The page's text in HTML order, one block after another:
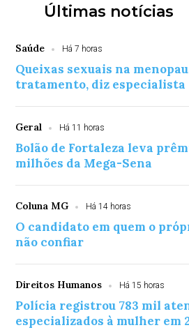
Últimas notícias
Saúde Há 7 horas
Queixas sexuais na
tratamento, diz especialista
Geral Há 11 horas
Bolão de Fortaleza leva
milhões da Mega-Sena
Coluna MG Há 14 horas
O candidato em quem o
não confiar
Direitos Humanos Há 15 horas
Polícia registrou 783 mil
especializados à mulher em